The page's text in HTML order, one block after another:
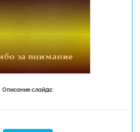
Описание слайда: